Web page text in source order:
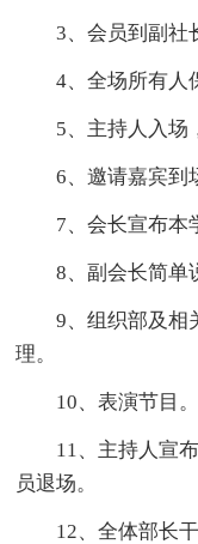
3、会员到副社
4、全场所有人
5、主持人入场
6、邀请嘉宾到
7、会长宣布本
8、副会长简单
9、组织部及相
理。
10、表演节目。
11、主持人宣
员退场。
12、全体部长